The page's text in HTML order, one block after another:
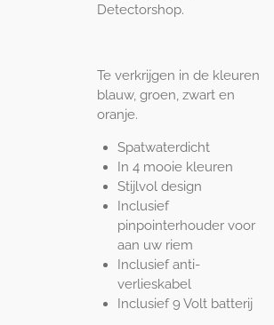
Detectorshop.
Te verkrijgen in de kleuren
blauw, groen, zwart en
oranje.
Spatwaterdicht
In 4 mooie kleuren
Stijlvol design
Inclusief
pinpointerhouder voor
aan uw riem
Inclusief anti-
verlieskabel
Inclusief 9 Volt batterij